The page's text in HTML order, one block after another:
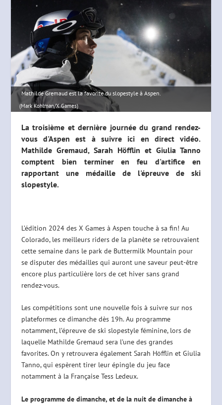
Mathilde Gremaud est la favorite du slopestyle à Aspen.
(Mark Kohlman/X Games)
La troisième et dernière journée du grand rendez-
vous d'Aspen est à suivre ici en direct vidéo.
Mathilde Gremaud, Sarah Höfflin et Giulia Tanno
comptent bien terminer en feu d'artifice en
rapportant une médaille de l'épreuve de ski
slopestyle.
L’édition 2024 des X Games à Aspen touche à sa fin! Au
Colorado, les meilleurs riders de la planète se retrouvaient
cette semaine dans le park de Buttermilk Mountain pour
se disputer des médailles qui auront une saveur peut-être
encore plus particulière lors de cet hiver sans grand
rendez-vous.
Les compétitions sont une nouvelle fois à suivre sur nos
plateformes ce dimanche dès 19h. Au programme
notamment, l’épreuve de ski slopestyle féminine, lors de
laquelle Mathilde Gremaud sera l’une des grandes
favorites. On y retrouvera également Sarah Höfflin et Giulia
Tanno, qui espèrent tirer leur épingle du jeu face
notamment à la Française Tess Ledeux.
Le programme de dimanche, et de la nuit de dimanche à